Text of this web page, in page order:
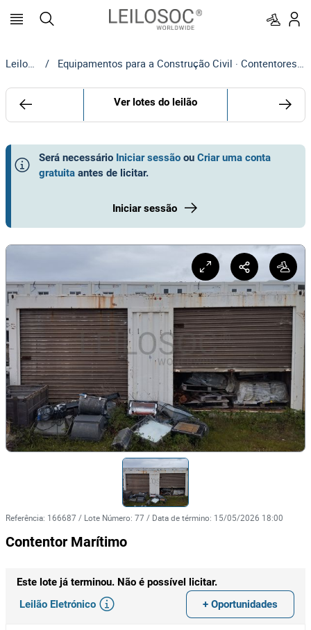
Leilosoc / Equipamentos para a Construção Civil · Contentores | MOTA-ENGIL
Ver lotes do leilão
Será necessário Iniciar sessão ou Criar uma conta
gratuita antes de licitar.
Iniciar sessão
Referência: 166687 / Lote Número: 77 / Data de término: 15/05/2026 18:00
Contentor Marítimo
Este lote já terminou. Não é possível licitar.
Leilão Eletrónico
+ Oportunidades